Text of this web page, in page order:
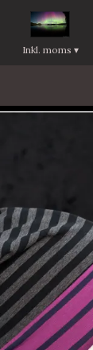
Inkl. moms ▾